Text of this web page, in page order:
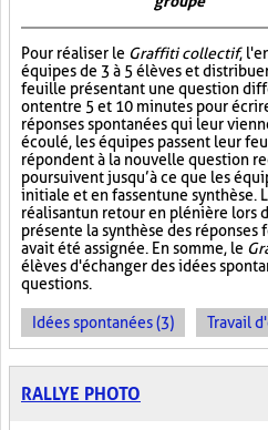
Pour réaliser le Graffiti collectif,
équipes de 3 à 5 élèves et
feuille présentant une question
ont entre 5 et 10 minutes pour
réponses spontanées qui leur
écoulé, les équipes passent leur
répondent à la nouvelle question
poursuivent jusqu’à ce que les
initiale et en fassent une
réalisant un retour en plénière lors
présente la synthèse des
avait été assignée. En somme, le
élèves d'échanger des idées
questions.
Idées spontanées (3) Travail
RALLYE PHOTO